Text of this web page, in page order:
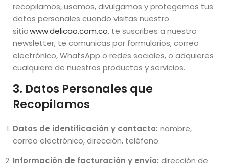
recopilamos, usamos, divulgamos y protegemos tus
datos personales cuando visitas nuestro
sitiowww.delicao.com.co, te suscribes a nuestro
newsletter, te comunicas por formularios, correo
electrónico, WhatsApp o redes sociales, o adquieres
cualquiera de nuestros productos y servicios.
3. Datos Personales que
Recopilamos
Datos de identificación y contacto: nombre,
correo electrónico, dirección, teléfono.
Información de facturación y envío: dirección de